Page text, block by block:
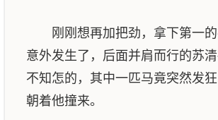
刚刚想再加把劲，拿下第一的
意外发生了，后面并肩而行的苏清
不知怎的，其中一匹马竟突然发
朝着他撞来。